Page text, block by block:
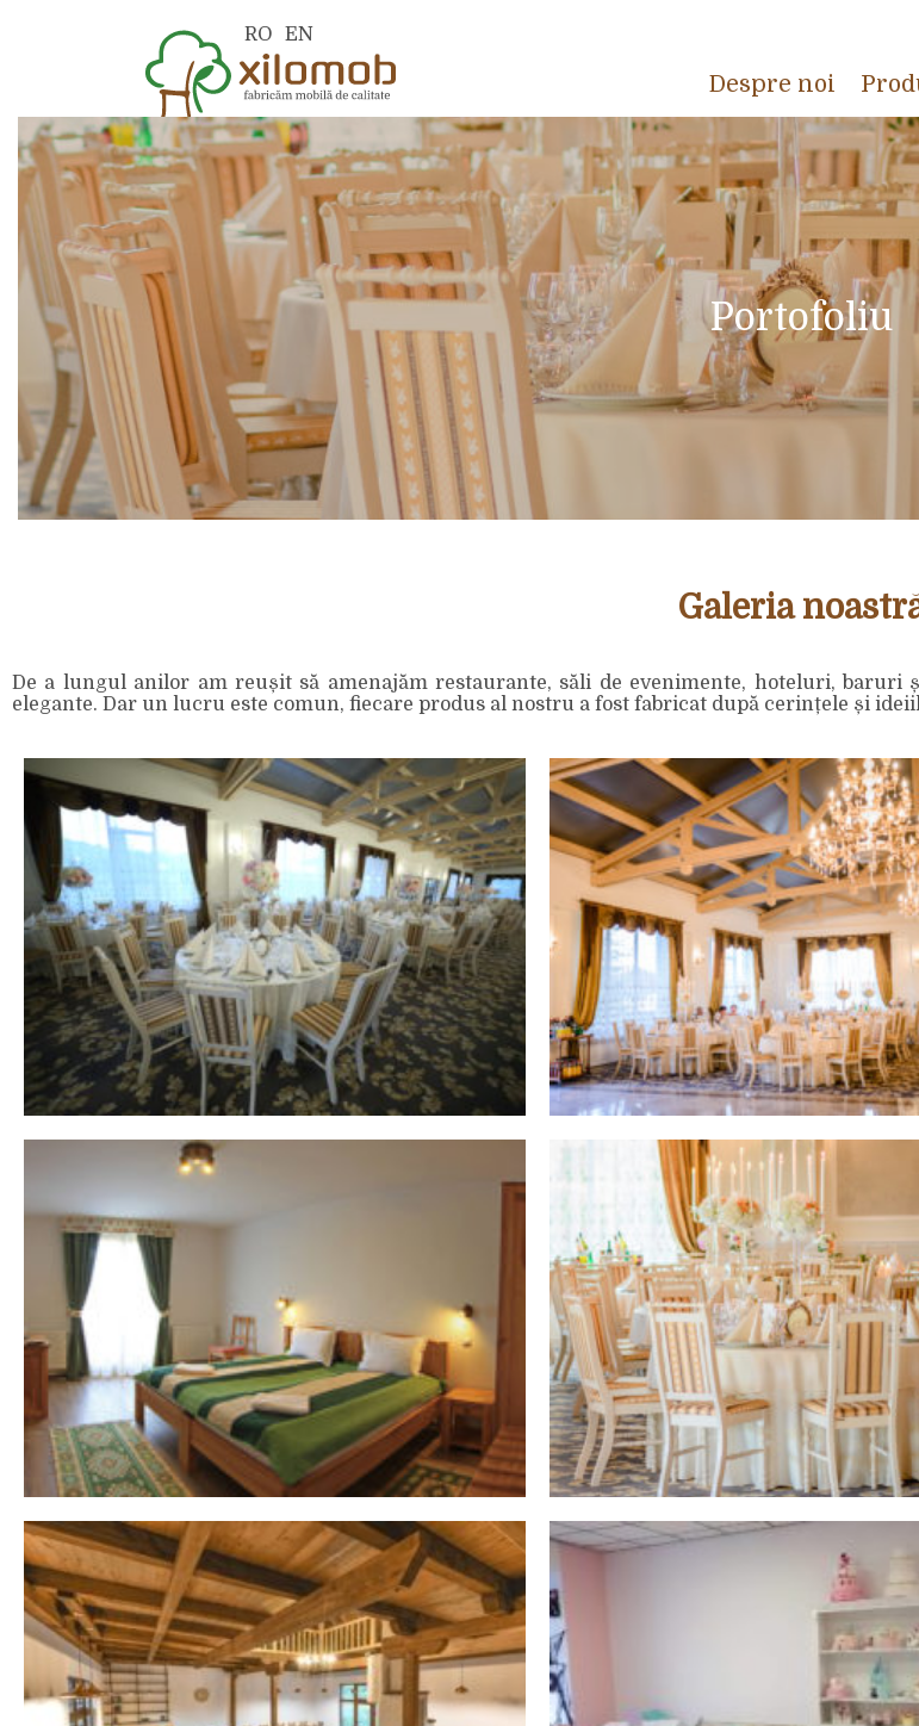
RO EN
Despre noi
Portofoliu
Galeria
De a lungul anilor am reușit să amenajăm restaurante, săli de evenimente, hoteluri,
elegante. Dar un lucru este comun, fiecare produs al nostru a fost fabricat după cerințele și